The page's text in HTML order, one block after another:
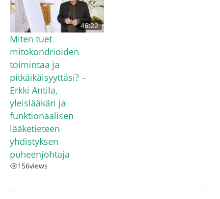
46:22
Miten tuet
mitokondrioiden
toimintaa ja
pitkäikäisyyttäsi? –
Erkki Antila,
yleislääkäri ja
funktionaalisen
lääketieteen
yhdistyksen
puheenjohtaja
156views